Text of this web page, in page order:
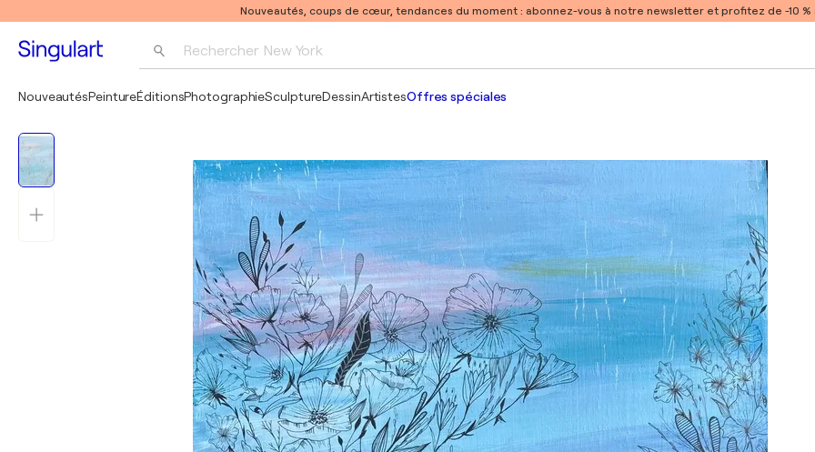
Nouveautés, coups de cœur, tendances du moment : abonnez-vous à notre newsletter et profitez de -10
Rechercher New York
Pablo Picasso
NouveautésPeintureÉditionsPhotographieSculptureDessinArtistesOffres spéciales